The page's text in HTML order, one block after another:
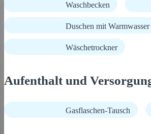
Waschbecken
Duschen mit Warmwasser
Wäschetrockner
Aufenthalt und
Gasflaschen-Tausch